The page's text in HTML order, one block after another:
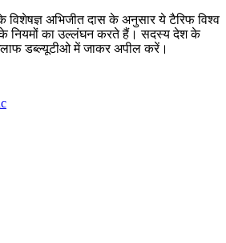
के विशेषज्ञ अभिजीत दास के अनुसार ये टैरिफ विश्व
के नियमों का उल्लंघन करते हैं। सदस्य देश के
डब्ल्यूटीओ में जाकर अपील करें।